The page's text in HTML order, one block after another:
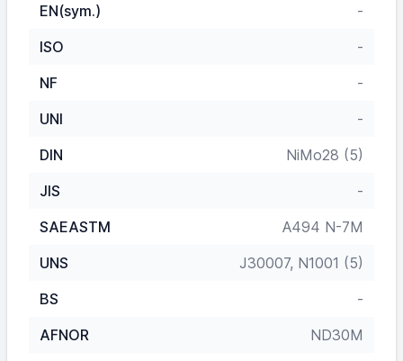
EN(sym.)
-
ISO
-
NF
-
UNI
-
DIN
NiMo28 (5)
JIS
-
SAEASTM
A494 N-7M
UNS
J30007, N1001 (5)
BS
-
AFNOR
ND30M